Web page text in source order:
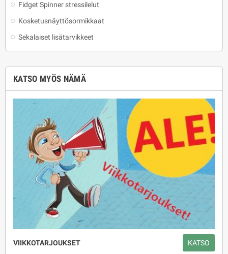
Fidget Spinner stressilelut
Kosketusnäyttösormikkaat
Sekalaiset lisätarvikkeet
KATSO MYÖS NÄMÄ
VIIKKOTARJOUKSET KATSO